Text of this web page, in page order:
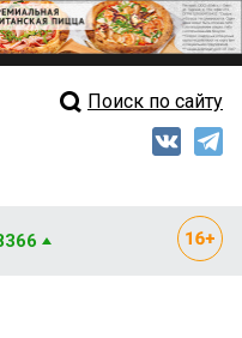
Свежий выпускПоиск по сайту